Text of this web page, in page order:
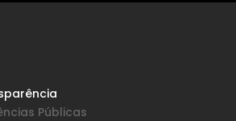
Públicas